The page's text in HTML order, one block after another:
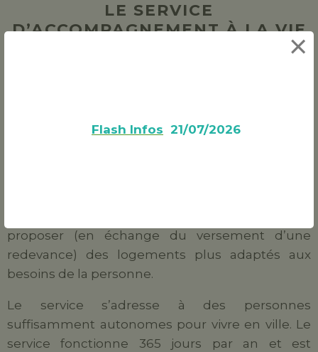
×
Flash Infos 21/07/2026
LE SERVICE
D’ACCOMPAGNEMENT À LA VIE
L’équipe du SAVS accompagne 24 personnes, en
proposer (en échange du versement d’une
redevance) des logements plus adaptés aux
besoins de la personne.
Le service s’adresse à des personnes
suffisamment autonomes pour vivre en ville. Le
service fonctionne 365 jours par an et est